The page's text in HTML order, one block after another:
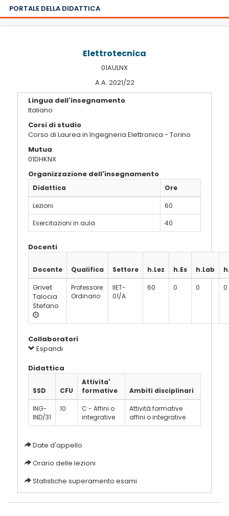
PORTALE DELLA DIDATTICA
Elettrotecnica
01AULNX
A.A. 2021/22
Lingua dell'insegnamento
Italiano
Corsi di studio
Corso di Laurea in Ingegneria Elettronica - Torino
Mutua
01DHKNX
Organizzazione dell'insegnamento
Didattica Ore
Lezioni
60
Esercitazioni in aula
40
Docenti
Docente Qualifica Settore h.Lez h.Es h.Lab
Grivet
Talocia
Stefano
Professore
Ordinario
IIET-
01/A
60 0 0 0
Collaboratori
Espandi
Didattica
SSD CFU
Attivita'
formative
Ambiti disciplinari
ING-
IND/31
10
C - Affini o
integrative
Attività formative
affini o integrative
Date d'appello
Orario delle lezioni
Statistiche superamento esami